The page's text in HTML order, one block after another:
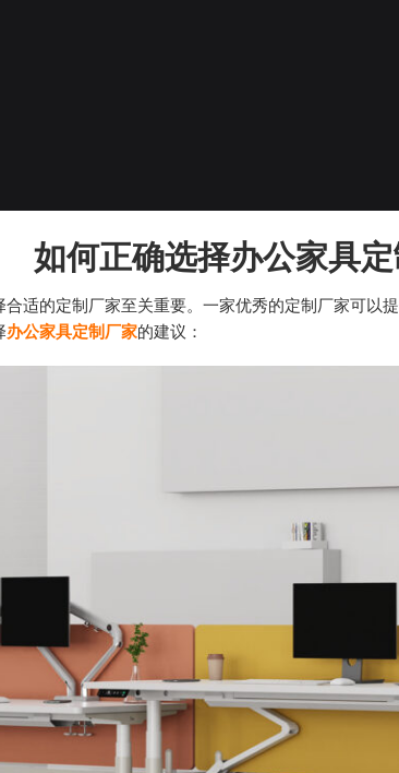
如何正确选择办公家具
的定制厂家至关重要。一家优秀的定制厂家可以
办公家具定制厂家的建议：